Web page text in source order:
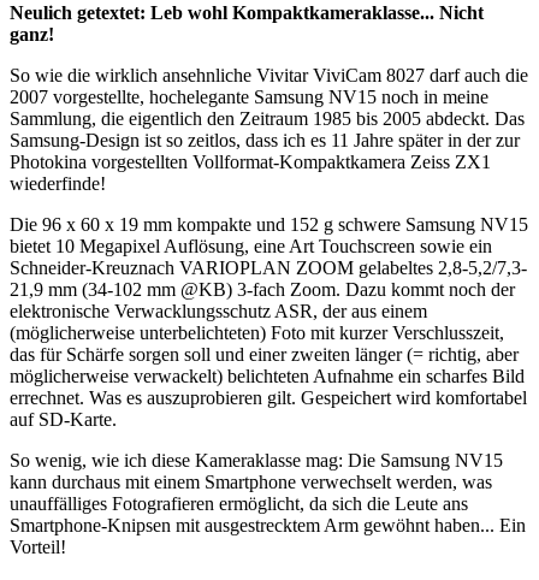
Neulich getextet: Leb wohl Kompaktkameraklasse... Nicht
ganz!
So wie die wirklich ansehnliche Vivitar ViviCam 8027 darf auch die
2007 vorgestellte, hochelegante Samsung NV15 noch in meine
Sammlung, die eigentlich den Zeitraum 1985 bis 2005 abdeckt. Das
Samsung-Design ist so zeitlos, dass ich es 11 Jahre später in der zur
Photokina vorgestellten Vollformat-Kompaktkamera Zeiss ZX1
wiederfinde!
Die 96 x 60 x 19 mm kompakte und 152 g schwere Samsung NV15
bietet 10 Megapixel Auflösung, eine Art Touchscreen sowie ein
Schneider-Kreuznach VARIOPLAN ZOOM gelabeltes 2,8-5,2/7,3-
21,9 mm (34-102 mm @KB) 3-fach Zoom. Dazu kommt noch der
elektronische Verwacklungsschutz ASR, der aus einem
(möglicherweise unterbelichteten) Foto mit kurzer Verschlusszeit,
das für Schärfe sorgen soll und einer zweiten länger (= richtig, aber
möglicherweise verwackelt) belichteten Aufnahme ein scharfes Bild
errechnet. Was es auszuprobieren gilt. Gespeichert wird komfortabel
auf SD-Karte.
So wenig, wie ich diese Kameraklasse mag: Die Samsung NV15
kann durchaus mit einem Smartphone verwechselt werden, was
unauffälliges Fotografieren ermöglicht, da sich die Leute ans
Smartphone-Knipsen mit ausgestrecktem Arm gewöhnt haben... Ein
Vorteil!